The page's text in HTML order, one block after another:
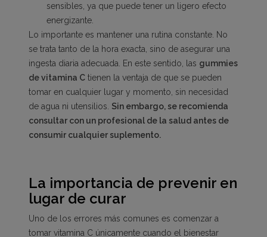
sensibles, ya que puede tener un ligero efecto
energizante.
Lo importante es mantener una rutina constante. No
se trata tanto de la hora exacta, sino de asegurar una
ingesta diaria adecuada. En este sentido, las gummies
de vitamina C tienen la ventaja de que se pueden
tomar en cualquier lugar y momento, sin necesidad
de agua ni utensilios. Sin embargo, se recomienda
consultar con un profesional de la salud antes de
consumir cualquier suplemento.
La importancia de prevenir en
lugar de curar
Uno de los errores más comunes es comenzar a
tomar vitamina C únicamente cuando el bienestar